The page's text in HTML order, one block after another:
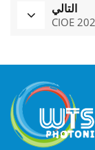
التالي